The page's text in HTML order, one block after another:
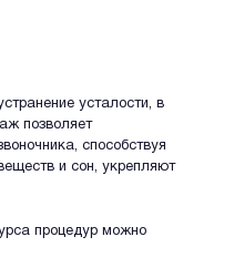
усталости, в
позволяет
способствуя
и сон, укрепляют
процедур можно